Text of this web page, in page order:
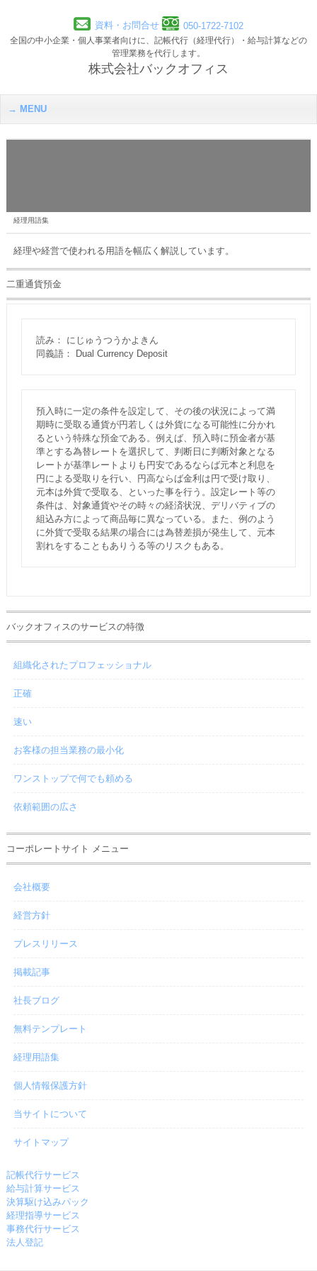
資料・お問合せ 050-1722-7102
全国の中小企業・個人事業者向けに、記帳代行（経理代行）・給与計算などの
管理業務を代行します。
株式会社バックオフィス
MENU
経理用語集
経理や経営で使われる用語を幅広く解説しています。
二重通貨預金
読み： にじゅうつうかよきん
同義語： Dual Currency Deposit
預入時に一定の条件を設定して、その後の状況によって満
期時に受取る通貨が円若しくは外貨になる可能性に分かれ
るという特殊な預金である。例えば、預入時に預金者が基
準とする為替レートを選択して、判断日に判断対象となる
レートが基準レートよりも円安であるならば元本と利息を
円による受取りを行い、円高ならば金利は円で受け取り、
元本は外貨で受取る、といった事を行う。設定レート等の
条件は、対象通貨やその時々の経済状況、デリバティブの
組込み方によって商品毎に異なっている。また、例のよう
に外貨で受取る結果の場合には為替差損が発生して、元本
割れをすることもありうる等のリスクもある。
バックオフィスのサービスの特徴
組織化されたプロフェッショナル
正確
速い
お客様の担当業務の最小化
ワンストップで何でも頼める
依頼範囲の広さ
コーポレートサイト メニュー
会社概要
経営方針
プレスリリース
掲載記事
社長ブログ
無料テンプレート
経理用語集
個人情報保護方針
当サイトについて
サイトマップ
記帳代行サービス
給与計算サービス
決算駆け込みパック
経理指導サービス
事務代行サービス
法人登記